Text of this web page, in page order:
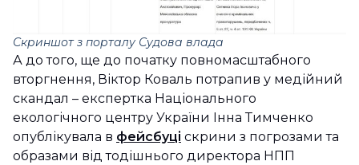
Скриншот з порталу Судова влада
А до того, ще до початку повномасштабного
вторгнення, Віктор Коваль потрапив у медійний
скандал – експертка Національного
екологічного центру України Інна Тимченко
опублікувала в фейсбуці скрини з погрозами та
образами від тодішнього директора НПП